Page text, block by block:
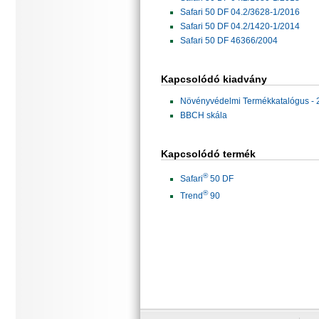
Safari 50 DF 04.2/3628-1/2016
Safari 50 DF 04.2/1420-1/2014
Safari 50 DF 46366/2004
Kapcsolódó kiadvány
Növényvédelmi Termékkatalógus -
BBCH skála
Kapcsolódó termék
Safari®50 DF
Trend®90